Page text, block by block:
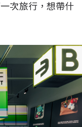
次旅行，想帶什